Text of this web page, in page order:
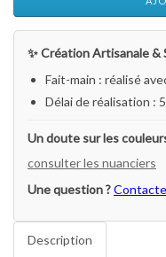
✨ Création Artisanale &
Fait-main : réalisé
Délai de réalisation :
Un doute sur les
consulter les nuanciers
Une question ?
Description